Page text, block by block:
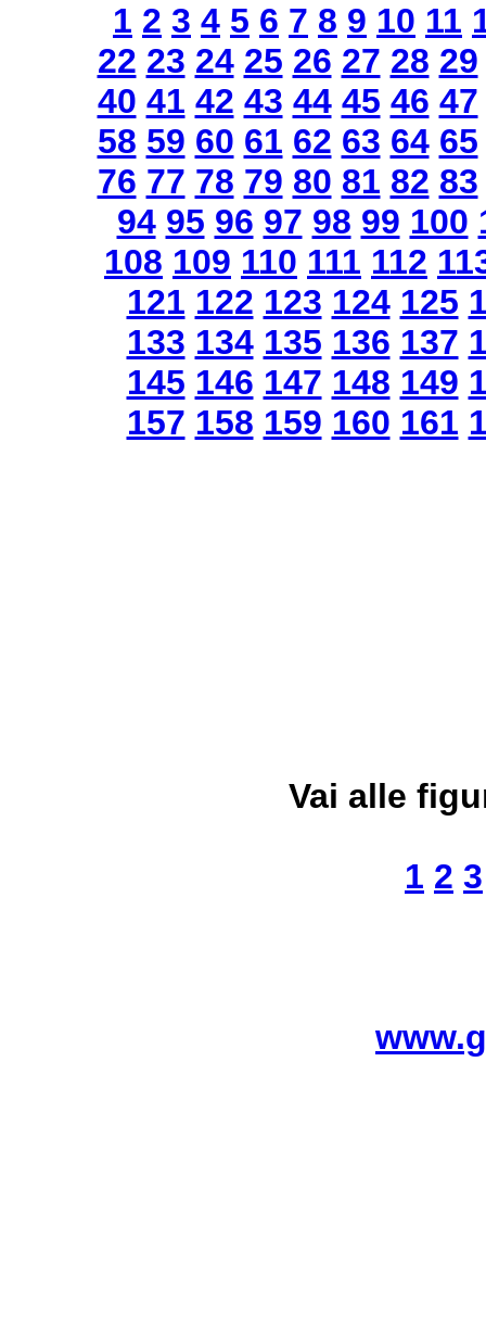
1 2 3 4 5 6 7 8 9 10 11
22 23 24 25 26 27 28 29
40 41 42 43 44 45 46 47
58 59 60 61 62 63 64 65
76 77 78 79 80 81 82 83
94 95 96 97 98 99 100
108 109 110 111 112
121 122 123 124 125
133 134 135 136 137
145 146 147 148 149
157 158 159 160 161
Vai alle
1 2 3